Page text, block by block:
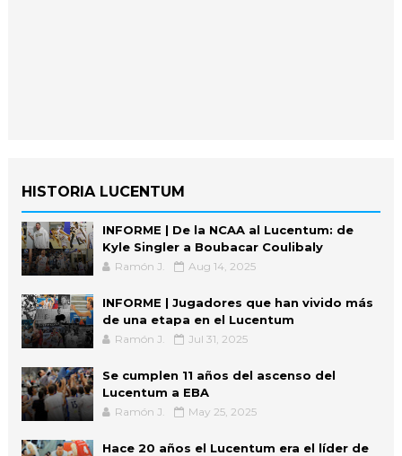
HISTORIA LUCENTUM
INFORME | De la NCAA al Lucentum: de
Kyle Singler a Boubacar Coulibaly
Ramón J. Aug 14, 2025
INFORME | Jugadores que han vivido más
de una etapa en el Lucentum
Ramón J. Jul 31, 2025
Se cumplen 11 años del ascenso del
Lucentum a EBA
Ramón J. May 25, 2025
Hace 20 años el Lucentum era el líder de